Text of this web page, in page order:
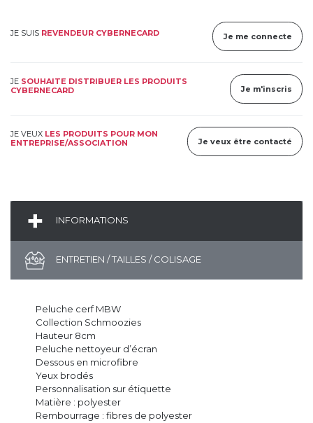
JE SUIS REVENDEUR CYBERNECARD Je me connecte
JE SOUHAITE DISTRIBUER LES PRODUITS
CYBERNECARD
Je m'inscris
JE VEUX LES PRODUITS POUR MON
ENTREPRISE/ASSOCIATION
Je veux être contacté
INFORMATIONS
ENTRETIEN / TAILLES / COLISAGE
Peluche cerf MBW
Collection Schmoozies
Hauteur 8cm
Peluche nettoyeur d’écran
Dessous en microfibre
Yeux brodés
Personnalisation sur étiquette
Matière : polyester
Rembourrage : fibres de polyester